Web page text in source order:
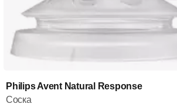
Philips Avent Natural Response
Соска